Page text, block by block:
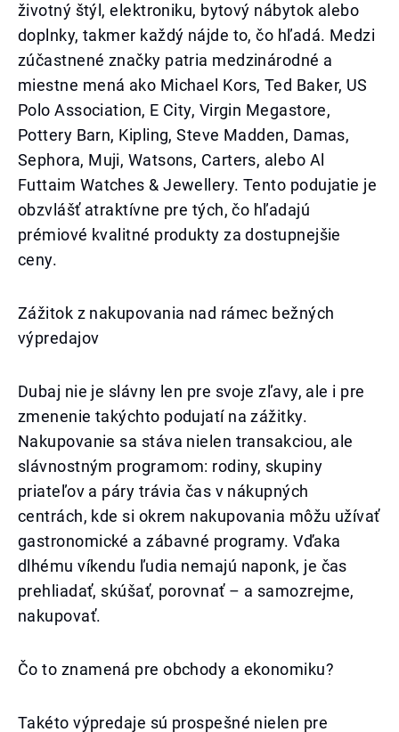
životný štýl, elektroniku, bytový nábytok alebo
doplnky, takmer každý nájde to, čo hľadá. Medzi
zúčastnené značky patria medzinárodné a
miestne mená ako Michael Kors, Ted Baker, US
Polo Association, E City, Virgin Megastore,
Pottery Barn, Kipling, Steve Madden, Damas,
Sephora, Muji, Watsons, Carters, alebo Al
Futtaim Watches & Jewellery. Tento podujatie je
obzvlášť atraktívne pre tých, čo hľadajú
prémiové kvalitné produkty za dostupnejšie
ceny.
Zážitok z nakupovania nad rámec bežných
výpredajov
Dubaj nie je slávny len pre svoje zľavy, ale i pre
zmenenie takýchto podujatí na zážitky.
Nakupovanie sa stáva nielen transakciou, ale
slávnostným programom: rodiny, skupiny
priateľov a páry trávia čas v nákupných
centrách, kde si okrem nakupovania môžu užívať
gastronomické a zábavné programy. Vďaka
dlhému víkendu ľudia nemajú naponk, je čas
prehliadať, skúšať, porovnať – a samozrejme,
nakupovať.
Čo to znamená pre obchody a ekonomiku?
Takéto výpredaje sú prospešné nielen pre